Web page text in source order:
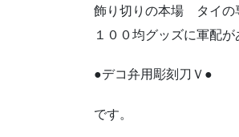
飾り切りの本場 タイの
１００均グッズに軍配が
●デコ弁用彫刻刀Ｖ●
です。